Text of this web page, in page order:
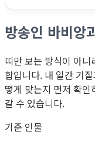
방송인 바비앙
띠만 보는 방식이 아니
합입니다. 내 일간 기
떻게 맞는지 먼저 확
갈 수 있습니다.
기준 인물